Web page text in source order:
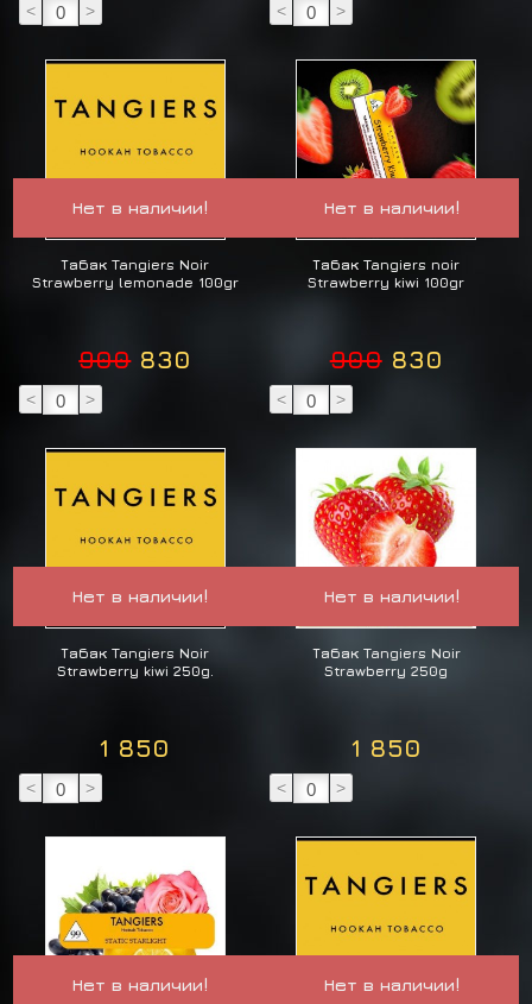
< > < >
Нет в наличии!
Табак Tangiers Noir
Strawberry lemonade 100gr
900 830
< >
Нет в наличии!
Табак Tangiers noir
Strawberry kiwi 100gr
900 830
< >
Нет в наличии!
Табак Tangiers Noir
Strawberry kiwi 250g.
1 850
< >
Нет в наличии!
Табак Tangiers Noir
Strawberry 250g
1 850
< >
Нет в наличии! Нет в наличии!